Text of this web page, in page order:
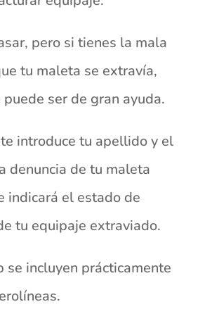
pero si tienes la mala
tu maleta se extravía,
ser de gran ayuda.
introduce tu apellido y el
denuncia de tu maleta
indicará el estado de
tu equipaje extraviado.
se incluyen prácticamente